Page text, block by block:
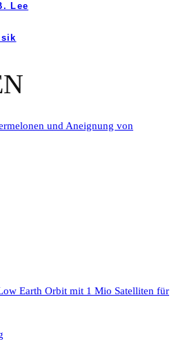
Lee
und Aneignung von
Earth Orbit mit 1 Mio Satelliten für